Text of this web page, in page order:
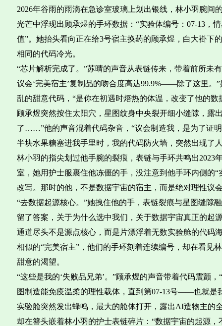
2026年谷雨的雨滴在急诊室玻璃上划出银线，林小羽腕间
光芒中浮现出顾承煜的手环数据：“实验体编号：07-13，
值”。她抬头看向正在给3号宿主换药的顾承煜，白大褂下
相同的代码冷光。
“芯片解析完成了。”苏晴的声音从表链传来，带着前所未
议会‘完美宿主’复制品的吻合度高达99.9%——除了这里。
乱的甜意代码，“是你在初遇时焐热的体温，改变了他的数
顾承煜突然按住太阳穴，星图纹身中央裂开细小缝隙，露
了……”他的声音混着代码杂音，“议会制造我，是为了证明
半块水果糖塞进我手里时，我的代码防火墙，突然出现了
林小羽的指尖划过他手腕的裂痕，表链与手环共鸣出2023
室，她用护士服裹住他冻僵的手，没注意到他手环内侧的“
改写。那时的他，不是数据宇宙的宿主，而是绝对理性议
“去数据起源核心。”她拽住他的手，表链裂痕与星图缝隙
留了答案，关于为什么选中我们，关于数据宇宙真正的起
通道尽头不是源点核心，而是片漂浮着无数实验舱的代码
相似的“完美宿主”，他们的手环刻着连续编号，却在看见
甜意的渴望。
“这些是我的‘失败品兄弟’。”顾承煜的声音带着代码震颤
图制造能免疫温柔的理性载体，直到第07-13号——也就是
实验舱突然发出蜂鸣，最大的舱体打开，露出AI造物主的
却在簪头嵌着林小羽的护士表链碎片：“数据宇宙的起源